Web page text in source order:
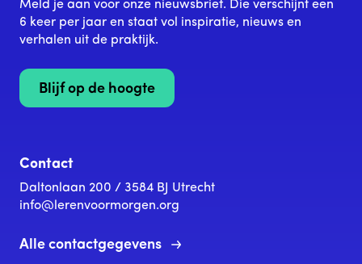
Meld je aan voor onze nieuwsbrief. Die verschijnt een
6 keer per jaar en staat vol inspiratie, nieuws en
verhalen uit de praktijk.
Blijf op de hoogte
Contact
Daltonlaan 200 / 3584 BJ Utrecht
info@lerenvoormorgen.org
Alle contactgegevens